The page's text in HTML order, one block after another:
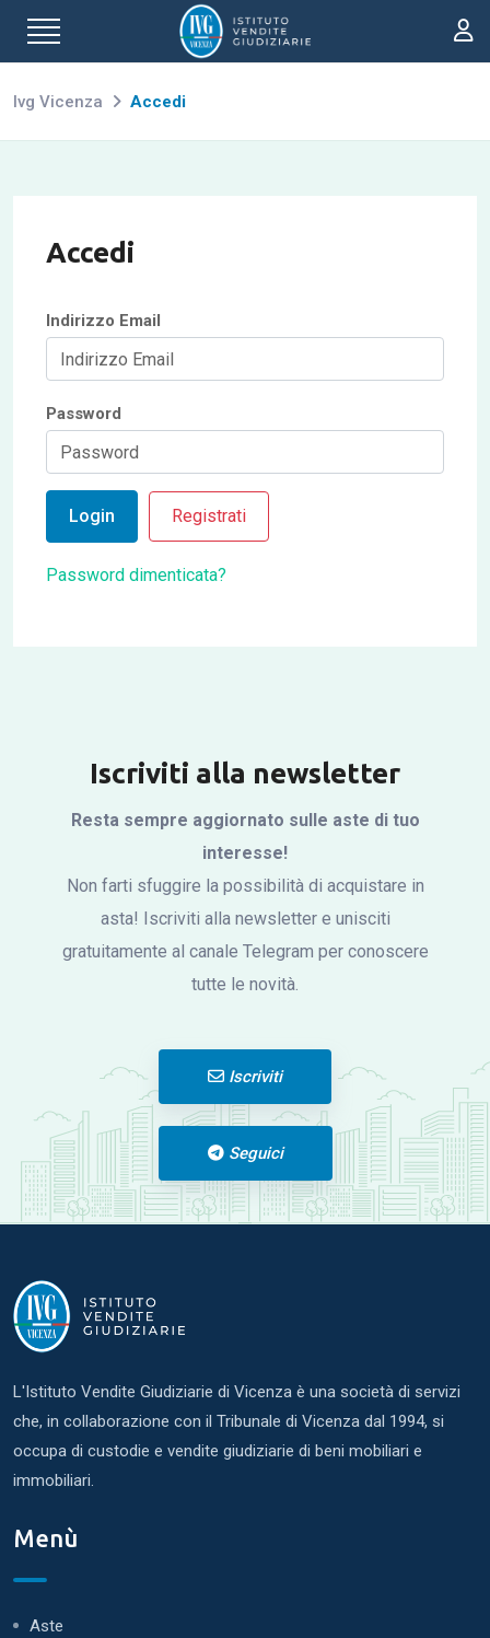
Ivg Vicenza Accedi
Accedi
Indirizzo Email
Password
Login Registrati
Password dimenticata?
Iscriviti alla newsletter
Resta sempre aggiornato sulle aste di tuo
interesse!
Non farti sfuggire la possibilità di acquistare in
asta! Iscriviti alla newsletter e unisciti
gratuitamente al canale Telegram per conoscere
tutte le novità.
Iscriviti
Seguici
L'Istituto Vendite Giudiziarie di Vicenza è una società di servizi
che, in collaborazione con il Tribunale di Vicenza dal 1994, si
occupa di custodie e vendite giudiziarie di beni mobiliari e
immobiliari.
Menù
Aste